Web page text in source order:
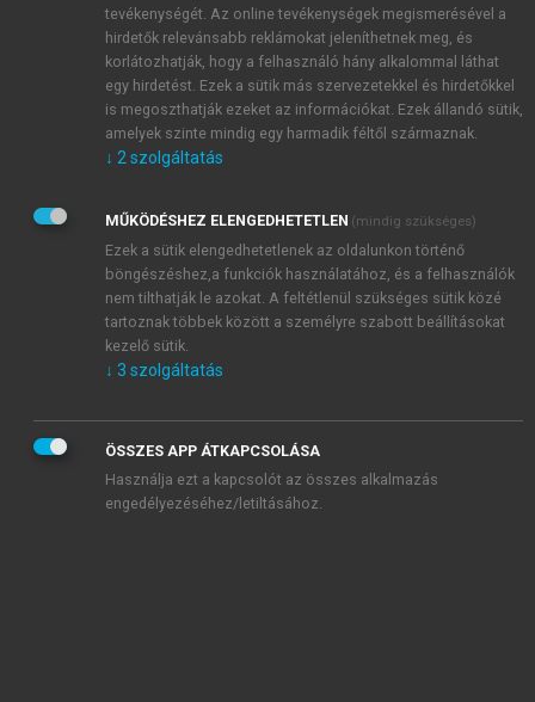
JELSZÓ ÚJRA
Kérek értesítést a MeRSZ újdonságairól, akcióiról.
Kérek értesítést az Akadémiai Kiadó Zrt. újdonságairól,
Adatkezelési tájékoztatóbanfoglaltakat tudomásul
veszem és elfogadom.
Általános vásárlási feltételeket, valamint a szotar.netés a
mersz.huoldalak licencszerződéseiben foglaltakat
tudomásul veszem és elfogadom.
KIPRÓBÁLOM
tevékenységét. Az online tevékenységek megismerésével a
hirdetők relevánsabb reklámokat jeleníthetnek meg, és
korlátozhatják, hogy a felhasználó hány alkalommal láthat
egy hirdetést. Ezek a sütik más szervezetekkel és hirdetőkkel
is megoszthatják ezeket az információkat. Ezek állandó sütik,
amelyek szinte mindig egy harmadik féltől származnak.
↓ 2 szolgáltatás
MŰKÖDÉSHEZ ELENGEDHETETLEN (mindig szükséges)
Ezek a sütik elengedhetetlenek az oldalunkon történő
böngészéshez,a funkciók használatához, és a felhasználók
nem tilthatják le azokat. A feltétlenül szükséges sütik közé
tartoznak többek között a személyre szabott beállításokat
kezelő sütik.
↓ 3 szolgáltatás
ÖSSZES APP ÁTKAPCSOLÁSA
Használja ezt a kapcsolót az összes alkalmazás
engedélyezéséhez/letiltásához.